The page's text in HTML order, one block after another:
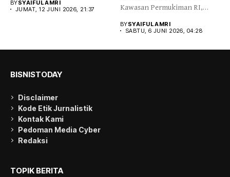
BYSYAIFUL AMRI
JUMAT, 12 JUNI 2026, 21:37
Kawasan Permukiman RI,
BYSYAIFUL AMRI
SABTU, 6 JUNI 2026, 04:28
BISNISTODAY
Disclaimer
Kode Etik Jurnalistik
Kontak Kami
Pedoman Media Cyber
Redaksi
TOPIK BERITA